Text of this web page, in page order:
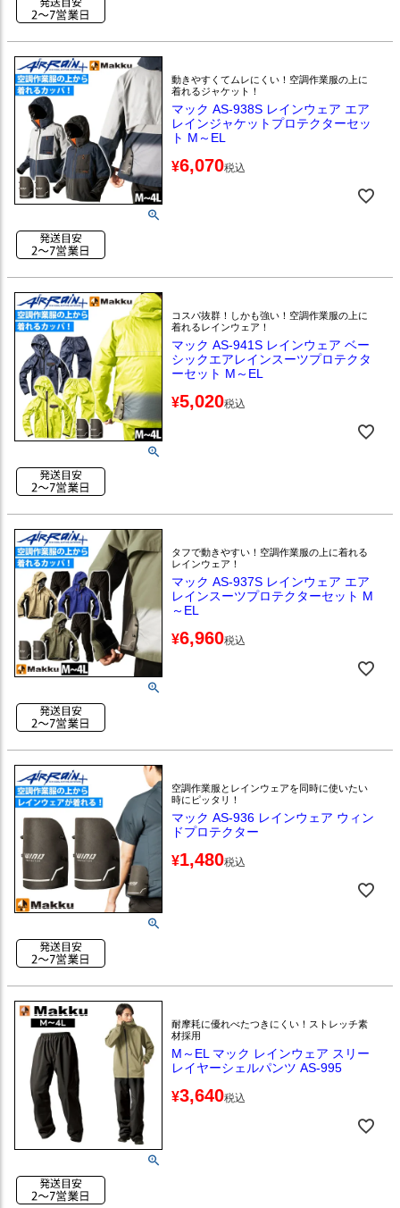
動きやすくてムレにくい！空調作業服の上に
着れるジャケット！
マック AS-938S レインウェア エア
レインジャケットプロテクターセッ
ト M～EL
¥6,070税込
コスパ抜群！しかも強い！空調作業服の上に
着れるレインウェア！
マック AS-941S レインウェア ベー
シックエアレインスーツプロテクタ
ーセット M～EL
¥5,020税込
タフで動きやすい！空調作業服の上に着れる
レインウェア！
マック AS-937S レインウェア エア
レインスーツプロテクターセット M
～EL
¥6,960税込
空調作業服とレインウェアを同時に使いたい
時にピッタリ！
マック AS-936 レインウェア ウィン
ドプロテクター
¥1,480税込
耐摩耗に優れべたつきにくい！ストレッチ素
材採用
M～EL マック レインウェア スリー
レイヤーシェルパンツ AS-995
¥3,640税込